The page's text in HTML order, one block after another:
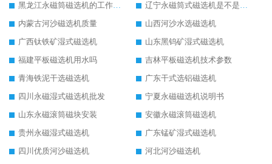
黑龙江永磁筒磁选机的工作原理
辽宁永磁筒式磁选机是不是强磁
内蒙古河沙磁选机质量
山西河沙水选磁选机
广西钛铁矿湿式磁选机
山东黑钨矿湿式磁选机
福建平板磁选机用水吗
吉林平板磁选机技术参数
青海铁泥干选磁选机
广东干式选铝磁选机
四川永磁湿式磁选机批发
宁夏永磁磁选机说明书
山东永磁滚筒磁块安装
安徽永磁滚筒磁选机
贵州永磁湿式磁选机
广东锰矿湿式磁选机
四川优质河沙磁选机
河北河沙磁选机